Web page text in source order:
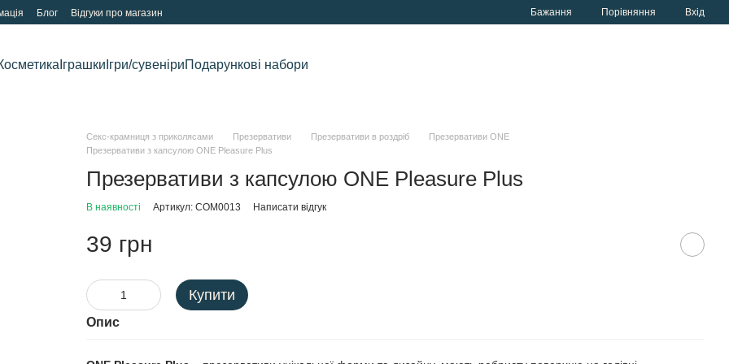
Блог Відгуки про магазин Бажання Порівняння Вхід
Іграшки Ігри/сувеніриПодарункові набори
Секс-крамниця з приколясами Презервативи Презервативи в роздріб
Презервативи ONE
Презервативи з капсулою ONE Pleasure Plus
Презервативи з капсулою ONE Pleasure Plus
В наявності Артикул: COM0013 Написати відгук
39 грн
Купити
Опис